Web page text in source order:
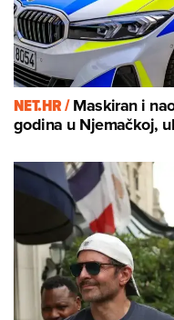
NET.HR /Maskiran i
godina u Njemačkoj,